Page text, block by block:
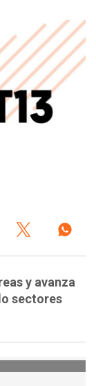
y avanza
sectores